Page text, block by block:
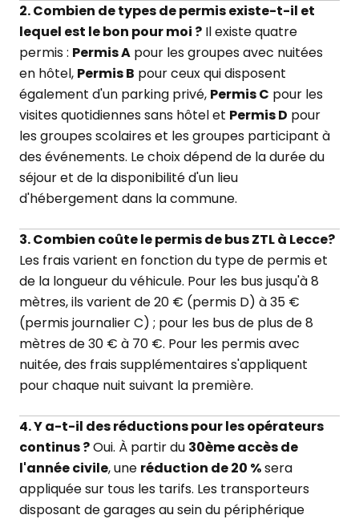
2. Combien de types de permis existe-t-il et
lequel est le bon pour moi ? Il existe quatre
permis : Permis A pour les groupes avec nuitées
en hôtel, Permis B pour ceux qui disposent
également d'un parking privé, Permis C pour les
visites quotidiennes sans hôtel et Permis D pour
les groupes scolaires et les groupes participant à
des événements. Le choix dépend de la durée du
séjour et de la disponibilité d'un lieu
d'hébergement dans la commune.
3. Combien coûte le permis de bus ZTL à Lecce?
Les frais varient en fonction du type de permis et
de la longueur du véhicule. Pour les bus jusqu'à 8
mètres, ils varient de 20 € (permis D) à 35 €
(permis journalier C) ; pour les bus de plus de 8
mètres de 30 € à 70 €. Pour les permis avec
nuitée, des frais supplémentaires s'appliquent
pour chaque nuit suivant la première.
4. Y a-t-il des réductions pour les opérateurs
continus ?Oui. À partir du 30ème accès de
l'année civile, une réduction de 20 %sera
appliquée sur tous les tarifs. Les transporteurs
disposant de garages au sein du périphérique